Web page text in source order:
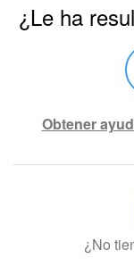
¿Le ha
Obtener
No es lo que
Texto¿No